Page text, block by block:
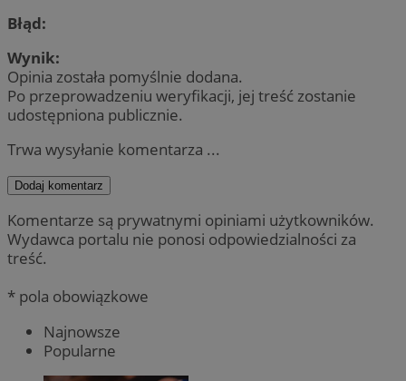
Błąd:
Wynik:
Opinia została pomyślnie dodana.
Po przeprowadzeniu weryfikacji, jej treść zostanie
udostępniona publicznie.
Trwa wysyłanie komentarza ...
Dodaj komentarz
Komentarze są prywatnymi opiniami użytkowników.
Wydawca portalu nie ponosi odpowiedzialności za
treść.
* pola obowiązkowe
Najnowsze
Popularne